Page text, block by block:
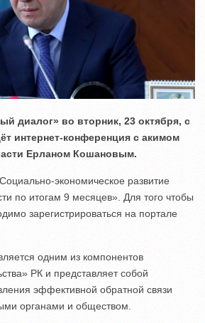
диалог» во вторник, 23 октября, с
интернет-конференция с акимом
Ерланом Кошановым.
экономическое развитие
по итогам 9 месяцев». Для того чтобы
зарегистрироваться на портале
одним из компонентов
РК и представляет собой
эффективной обратной связи
органами и обществом.